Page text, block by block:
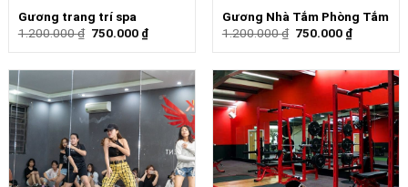
Gương trang trí spa
1.200.000₫ 750.000 ₫
Gương Nhà Tắm Phòng Tắm
1.200.000₫ 750.000 ₫